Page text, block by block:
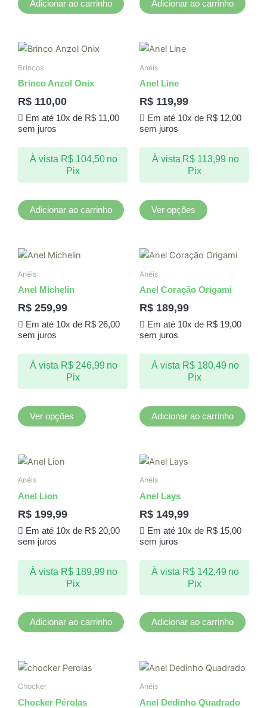
Adicionar ao carrinho Adicionar ao carrinho
Brincos
Brinco Anzol Onix
R$ 110,00
Em até 10x de R$11,00
sem juros
À vista R$104,50 no
Pix
Adicionar ao carrinho
Anéis
Anel Line
R$ 119,99
Em até 10x de R$12,00
sem juros
À vista R$ 113,99 no
Pix
Ver opções
As
podem
ser
página
Anéis
Anel Michelin
R$ 259,99
Em até 10x de R$26,00
sem juros
À vista R$246,99 no
Pix
Ver opções
As
podem
ser
página
Anéis
Anel Coração Origami
R$ 189,99
Em até 10x de R$19,00
sem juros
À vista R$180,49 no
Pix
Adicionar ao carrinho
Anéis
Anel Lion
R$ 199,99
Em até 10x de R$20,00
sem juros
À vista R$189,99 no
Pix
Adicionar ao carrinho
Anéis
Anel Lays
R$ 149,99
Em até 10x de R$15,00
sem juros
À vista R$142,49 no
Pix
Adicionar ao carrinho
Chocker
Chocker Pérolas
Anéis
Anel Dedinho Quadrado